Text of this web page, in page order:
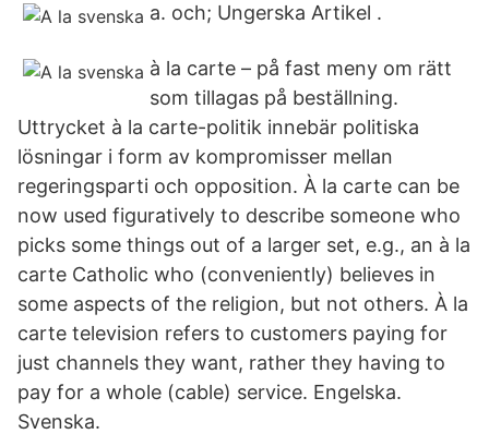
a. och; Ungerska Artikel .
à la carte – på fast meny om rätt
som tillagas på beställning.
Uttrycket à la carte-politik innebär politiska
lösningar i form av kompromisser mellan
regeringsparti och opposition. À la carte can be
now used figuratively to describe someone who
picks some things out of a larger set, e.g., an à la
carte Catholic who (conveniently) believes in
some aspects of the religion, but not others. À la
carte television refers to customers paying for
just channels they want, rather they having to
pay for a whole (cable) service. Engelska.
Svenska.